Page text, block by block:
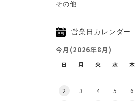
その他
営業日カレンダー
今月(2026年8月)
日 月 火 水 木
2
3 4 5 6